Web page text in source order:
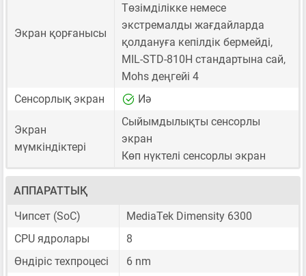
Экран қорғанысы
Төзімділікке немесе
экстремалды жағдайларда
қолдануға кепілдік бермейді,
MIL-STD-810H стандартына сай,
Mohs деңгейі 4
Сенсорлық экран
Иә
Экран
мүмкіндіктері
Сыйымдылықты сенсорлы
экран
Көп нүктелі сенсорлы экран
АППАРАТТЫҚ
Чипсет (SoC)
MediaTek Dimensity 6300
CPU ядролары
8
Өндіріс техпроцесі
6 nm